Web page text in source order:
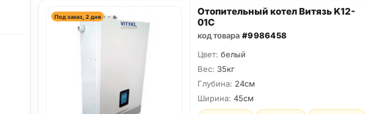
Под заказ, 2 дня
Отопительный котел Витязь K12-
01C
код товара #9986458
Цвет: белый
Вес: 35кг
Глубина: 24см
Ширина: 45см